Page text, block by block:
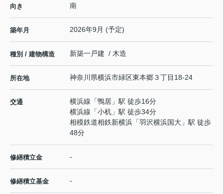
向き 南
築年月 2026年9月 (予定)
種別 / 建物構造 新築一戸建 / 木造
所在地 神奈川県横浜市緑区東本郷３丁目18-24
交通 横浜線 「鴨居 」駅 徒歩16分
横浜線 「小机 」駅 徒歩34分
相模鉄道相鉄新横浜 「羽沢横浜国大 」駅 徒歩
48分
修繕積立金 -
修繕積立基金 -